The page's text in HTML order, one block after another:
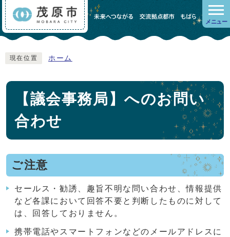
メニュー
現在位置 ホーム
【議会事務局】へのお問い
合わせ
ご注意
セールス・勧誘、趣旨不明な問い合わせ、情報提供
など各課において回答不要と判断したものに対して
は、回答しておりません。
携帯電話やスマートフォンなどのメールアドレスに